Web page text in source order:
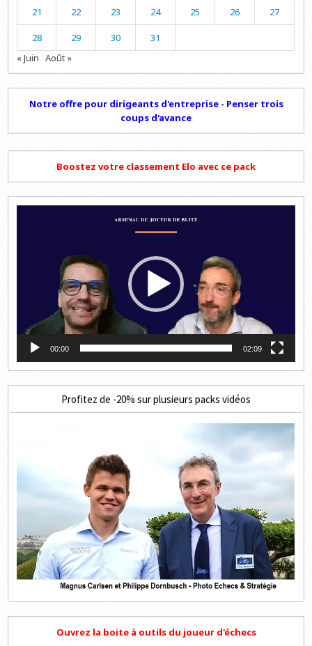
21 22 23 24 25 26 27
28 29 30
31
« Juin Août »
Notre offre pour dirigeants d'entreprise - Penser trois
coups d'avance
Boostez votre classement Elo avec ce pack
00:00 02:09
Profitez de -20% sur plusieurs packs vidéos
Ouvrez la boite à outils du joueur d'échecs